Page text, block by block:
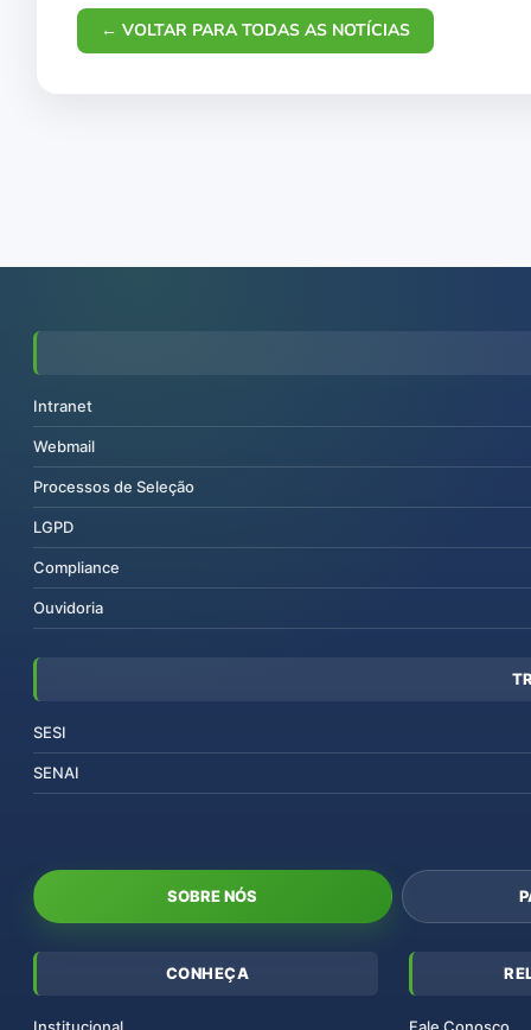
← VOLTAR PARA TODAS AS NOTÍCIAS
Intranet
Webmail
Processos de Seleção
LGPD
Compliance
Ouvidoria
SESI
SENAI
SOBRE NÓS
CONHEÇA